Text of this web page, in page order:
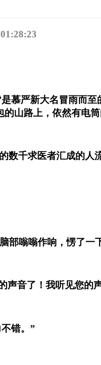
慕严新大名冒雨而
山路上，依然有电
千求医者汇成的人流
嗡嗡作响，愣了一
音了！我听见您的
错。”